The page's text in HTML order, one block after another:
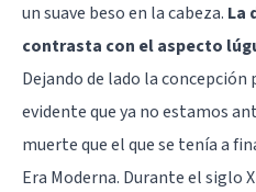
un suave beso en la cabeza. La
contrasta con el aspecto
Dejando de lado la concepción
evidente que ya no estamos
muerte que el que se tenía a
Era Moderna. Durante el siglo